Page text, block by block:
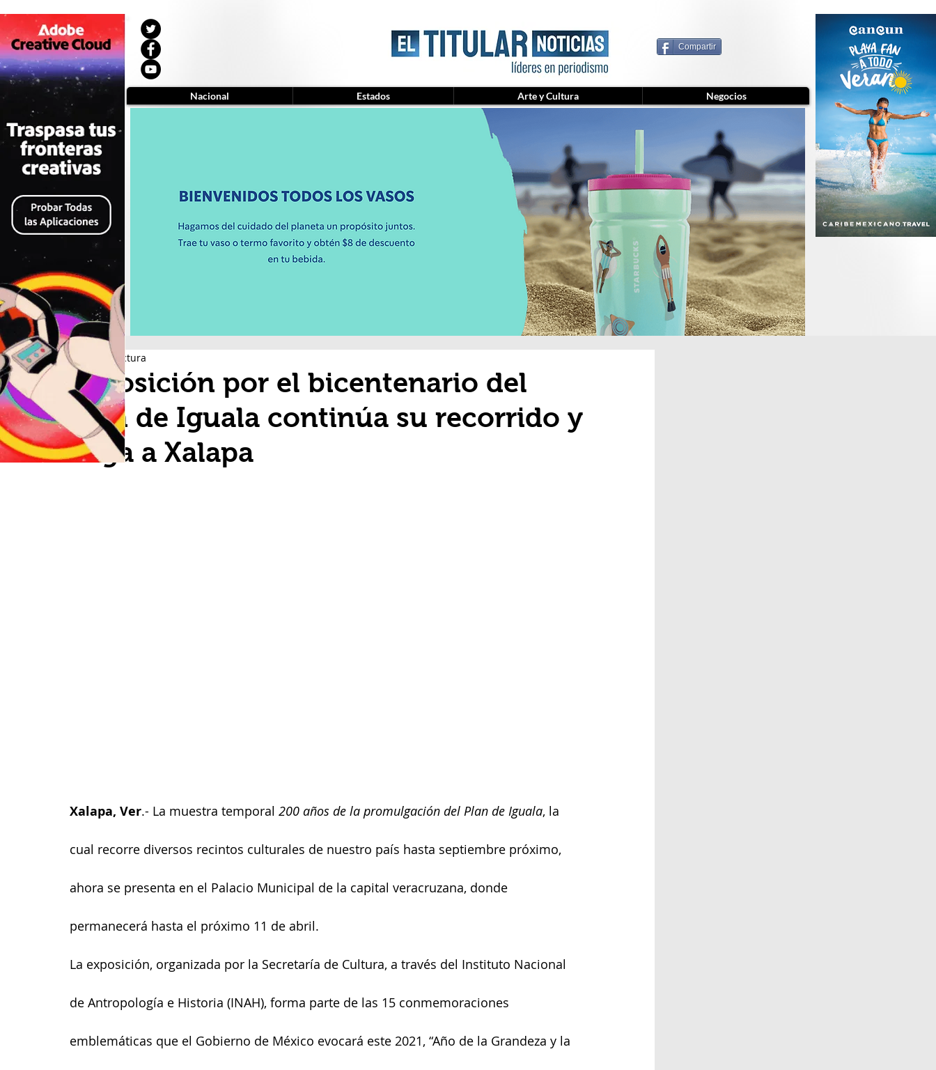
Compartir
Exposición por el bicentenario del
Plan de Iguala continúa su recorrido y
llega a Xalapa
2 min de lectura
Xalapa, Ver.- La muestra temporal 200 años de la promulgación del Plan de Iguala, la
cual recorre diversos recintos culturales de nuestro país hasta septiembre próximo,
ahora se presenta en el Palacio Municipal de la capital veracruzana, donde
permanecerá hasta el próximo 11 de abril.
La exposición, organizada por la Secretaría de Cultura, a través del Instituto Nacional
de Antropología e Historia (INAH), forma parte de las 15 conmemoraciones
emblemáticas que el Gobierno de México evocará este 2021, “Año de la Grandeza y la
Nacional Estados Arte y Cultura Negocios